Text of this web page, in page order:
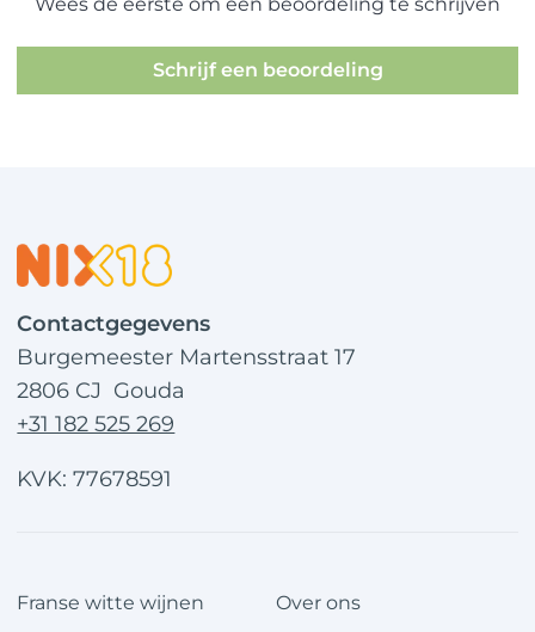
Schrijf een beoordeling
Contactgegevens
Burgemeester Martensstraat 17
2806 CJ Gouda
+31 182 525 269
KVK: 77678591
Franse witte wijnen
Over ons